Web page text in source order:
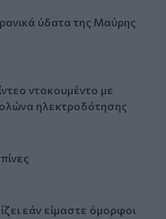
ύδατα της Μαύρης
ντοκουμέντο με
ηλεκτροδότησης
εάν είμαστε όμορφοι